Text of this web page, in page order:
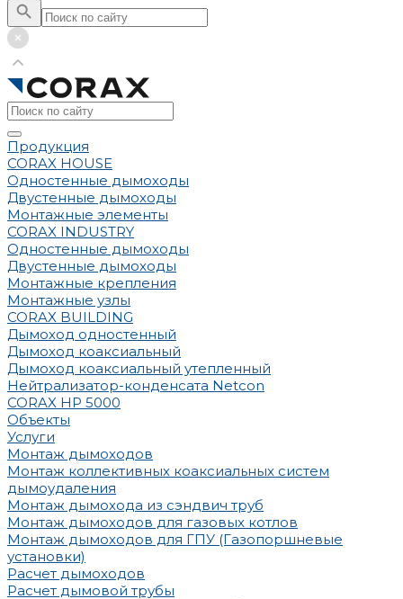
Продукция
CORAX HOUSE
Одностенные дымоходы
Двустенные дымоходы
Монтажные элементы
CORAX INDUSTRY
Одностенные дымоходы
Двустенные дымоходы
Монтажные крепления
Монтажные узлы
CORAX BUILDING
Дымоход одностенный
Дымоход коаксиальный
Дымоход коаксиальный утепленный
Нейтрализатор-конденсата Netcon
CORAX HP 5000
Объекты
Услуги
Монтаж дымоходов
Монтаж коллективных коаксиальных систем
дымоудаления
Монтаж дымохода из сэндвич труб
Монтаж дымоходов для газовых котлов
Монтаж дымоходов для ГПУ (Газопоршневые
установки)
Расчет дымоходов
Расчет дымовой трубы